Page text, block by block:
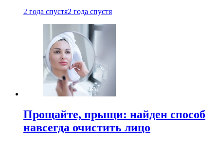
2 года спустя2 года спустя
Прощайте, прыщи: найден способ
навсегда очистить лицо